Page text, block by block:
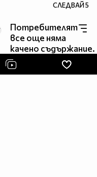
СЛЕДВАЙ5
Потребителят
все още няма
качено съдържание.